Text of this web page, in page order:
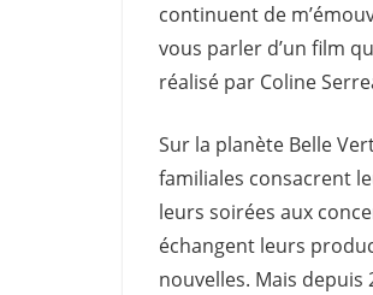
continuent de
vous parler d’un film
réalisé par Coline
Sur la planète Belle
familiales consacrent
leurs soirées aux
échangent leurs
nouvelles. Mais depuis